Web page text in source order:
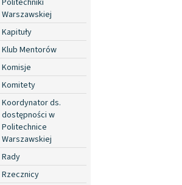
Warszawskiej
Kapituły
Klub Mentorów
Komisje
Komitety
Koordynator ds.
dostępności w
Politechnice
Warszawskiej
Rady
Rzecznicy